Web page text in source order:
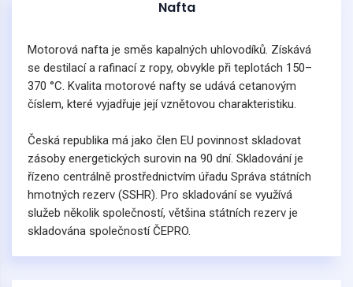
Nafta
Motorová nafta je směs kapalných uhlovodíků. Získává
se destilací a rafinací z ropy, obvykle při teplotách 150–
370 °C. Kvalita motorové nafty se udává cetanovým
číslem, které vyjadřuje její vznětovou charakteristiku.
Česká republika má jako člen EU povinnost skladovat
zásoby energetických surovin na 90 dní. Skladování je
řízeno centrálně prostřednictvím úřadu Správa státních
hmotných rezerv (SSHR). Pro skladování se využívá
služeb několik společností, většina státních rezerv je
skladována společností ČEPRO.